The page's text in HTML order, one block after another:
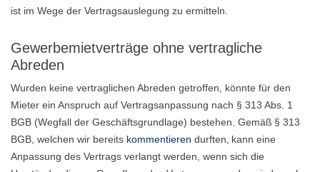
ist im Wege der Vertragsauslegung zu ermitteln.
Gewerbemietverträge ohne vertragliche
Abreden
Wurden keine vertraglichen Abreden getroffen, könnte für den
Mieter ein Anspruch auf Vertragsanpassung nach § 313 Abs. 1
BGB (Wegfall der Geschäftsgrundlage) bestehen. Gemäß § 313
BGB, welchen wir bereits kommentieren durften, kann eine
Anpassung des Vertrags verlangt werden, wenn sich die